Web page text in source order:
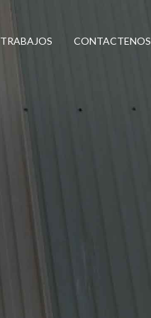
TRABAJOS CONTACTENOS